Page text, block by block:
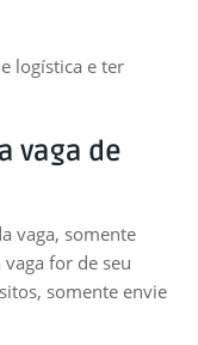
logística e ter
vaga de
vaga, somente
for de seu
somente envie